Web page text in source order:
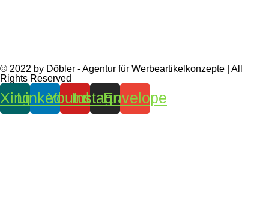
© 2022 by Döbler - Agentur für Werbeartikelkonzepte | All
Rights Reserved
XingLinkedinYoutube
Instagram
Envelope